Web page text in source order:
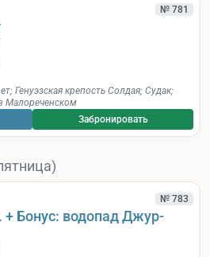
№ 781
; Генуэзская крепость Солдая; Судак;
Малореченском
Забронировать
№ 783
Бонус: водопад Джур-